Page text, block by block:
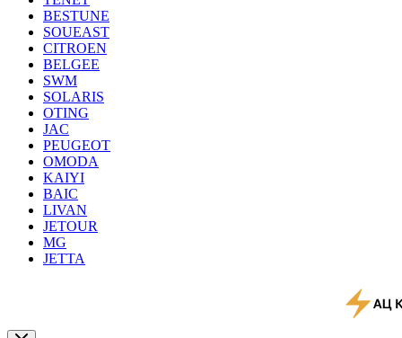
BESTUNE
SOUEAST
CITROEN
BELGEE
SWM
SOLARIS
OTING
JAC
PEUGEOT
OMODA
KAIYI
BAIC
LIVAN
JETOUR
MG
JETTA